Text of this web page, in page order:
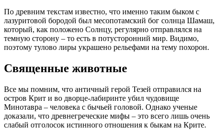
По древним текстам известно, что именно таким быком с
лазуритовой бородой был месопотамский бог солнца Шамаш,
который, как положено Солнцу, регулярно отправлялся на
темную сторону – то есть в потусторонний мир. Видимо,
поэтому тулово лиры украшено рельефами на тему похорон.
Священные животные
Все мы помним, что античный герой Тезей отправился на
остров Крит и во дворце-лабиринте убил чудовище
Минотавра – человека с бычьей головой. Однако ученые
доказали, что древнегреческие мифы – это всего лишь очень
слабый отголосок истинного отношения к быкам на Крите.